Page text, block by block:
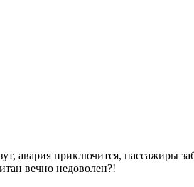
авария приключится, пассажиры
вечно недоволен?!